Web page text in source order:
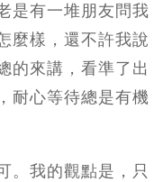
是有一堆朋友問我
麼樣，還不許我說
的來講，看準了出
耐心等待總是有機
。我的觀點是，只